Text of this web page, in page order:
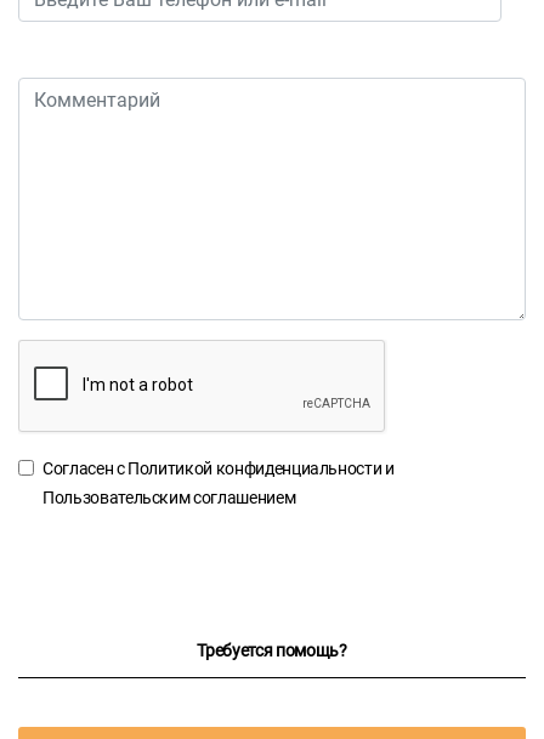
Согласен сПолитикой конфиденциальности и
Пользовательским соглашением
Требуется помощь?